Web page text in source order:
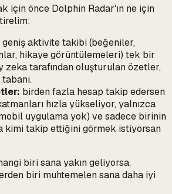
için önce Dolphin Radar'ın ne için
geniş aktivite takibi (beğeniler,
hikaye görüntülemeleri) tek bir
zeka tarafından oluşturulan özetler,
birden fazla hesap takip edersen
hızla yükseliyor, yalnızca
uygulama yok) ve sadece birinin
kimi takip ettiğinigörmek istiyorsan
biri sana yakın geliyorsa,
biri muhtemelen sana daha iyi